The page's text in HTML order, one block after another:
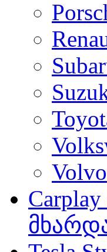
Volvo